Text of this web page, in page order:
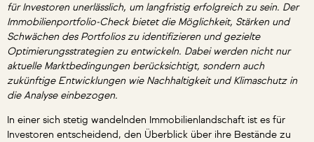
für Investoren unerlässlich, um langfristig erfolgreich zu sein. Der
Immobilienportfolio-Check bietet die Möglichkeit, Stärken und
Schwächen des Portfolios zu identifizieren und gezielte
Optimierungsstrategien zu entwickeln. Dabei werden nicht nur
aktuelle Marktbedingungen berücksichtigt, sondern auch
zukünftige Entwicklungen wie Nachhaltigkeit und Klimaschutz in
die Analyse einbezogen.
In einer sich stetig wandelnden Immobilienlandschaft ist es für
Investoren entscheidend, den Überblick über ihre Bestände zu